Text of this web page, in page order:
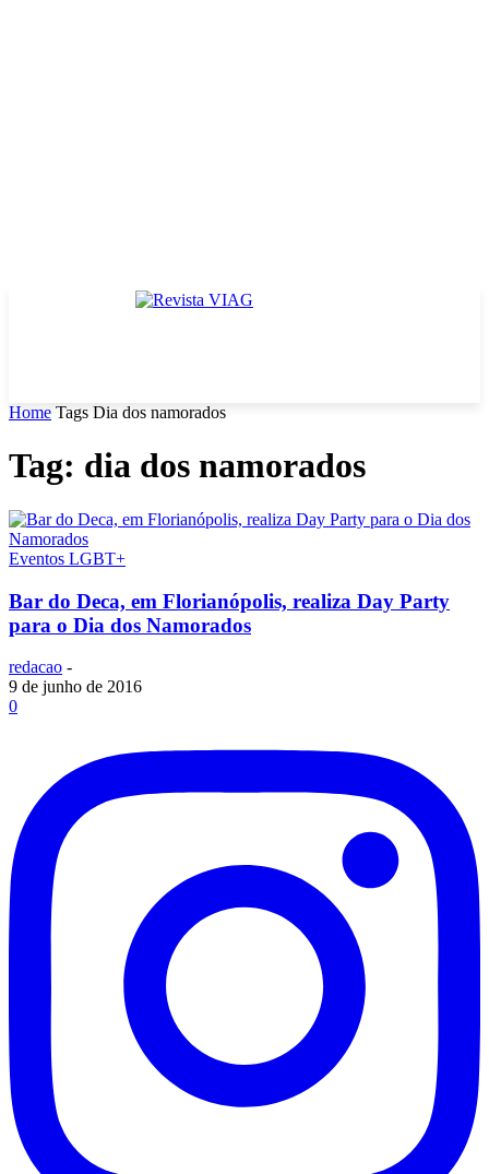
Home Tags Dia dos namorados
Tag: dia dos namorados
Eventos LGBT+
Bar do Deca, em Florianópolis, realiza Day Party
para o Dia dos Namorados
redacao -
9 de junho de 2016
0